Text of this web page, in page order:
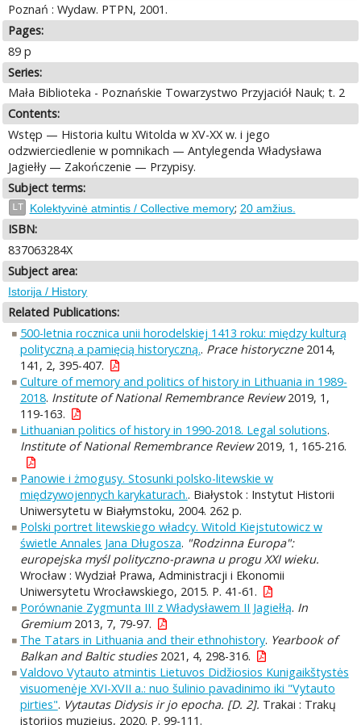
Poznań : Wydaw. PTPN, 2001.
Pages:
89 p
Series:
Mała Biblioteka - Poznańskie Towarzystwo Przyjaciół Nauk; t. 2
Contents:
Wstęp — Historia kultu Witolda w XV-XX w. i jego
odzwierciedlenie w pomnikach — Antylegenda Władysława
Jagiełły — Zakończenie — Przypisy.
Subject terms:
LT Kolektyvinė atmintis / Collective memory; 20 amžius.
ISBN:
837063284X
Subject area:
Istorija / History
Related Publications:
500-letnia rocznica unii horodelskiej 1413 roku: między kulturą
polityczną a pamięcią historyczną.. Prace historyczne2014,
141, 2, 395-407.
Culture of memory and politics of history in Lithuania in 1989-
2018. Institute of National Remembrance Review2019, 1,
119-163.
Lithuanian politics of history in 1990-2018. Legal solutions.
Institute of National Remembrance Review2019, 1, 165-216.
Panowie i żmogusy. Stosunki polsko-litewskie w
międzywojennych karykaturach.. Białystok : Instytut Historii
Uniwersytetu w Białymstoku, 2004. 262 p.
Polski portret litewskiego władcy. Witold Kiejstutowicz w
świetle Annales Jana Długosza. "Rodzinna Europa":
europejska myśl polityczno-prawna u progu XXI wieku.
Wrocław : Wydział Prawa, Administracji i Ekonomii
Uniwersytetu Wrocławskiego, 2015. P. 41-61.
Porównanie Zygmunta III z Władysławem II Jagiełłą. In
Gremium2013, 7, 79-97.
The Tatars in Lithuania and their ethnohistory. Yearbook of
Balkan and Baltic studies2021, 4, 298-316.
Valdovo Vytauto atmintis Lietuvos Didžiosios Kunigaikštystės
visuomenėje XVI-XVII a.: nuo šulinio pavadinimo iki "Vytauto
pirties". Vytautas Didysis ir jo epocha. [D. 2]. Trakai : Trakų
istorijos muziejus, 2020. P. 99-111.